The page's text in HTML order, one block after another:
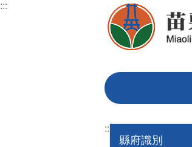
跳到主要內容區塊
:::
:::
縣府識別